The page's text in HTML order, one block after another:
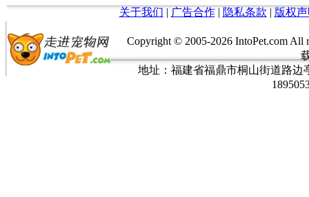
关于我们 | 广告合作| 隐私条款 | 版权
Copyright © 2005-2026 IntoPet.com
地址：福建省福鼎市桐山街道路边